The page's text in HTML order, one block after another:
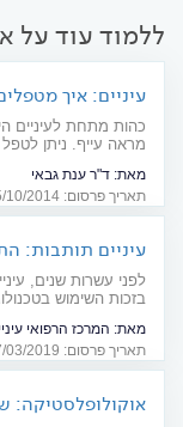
ללמוד עוד על
עיניים: איך
כהות מתחת לעיניים
מראה עייף. ניתן
מאת: ד"ר ענת גבאי
תאריך פרסום: 05/10/2014
עיניים תותבות:
לפני עשרות שנים,
בזכות השימוש
שמתחילים בתהליך
מאת: המרכז הרפואי
תאריך פרסום: 27/03/2019
אוקולופלסטיקה: